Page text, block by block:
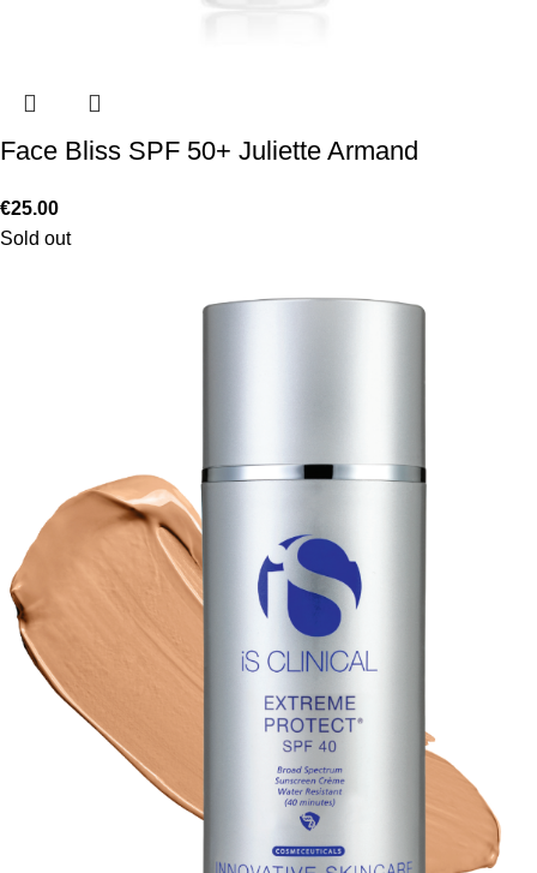
Face Bliss SPF 50+ Juliette Armand
€25.00
Sold out